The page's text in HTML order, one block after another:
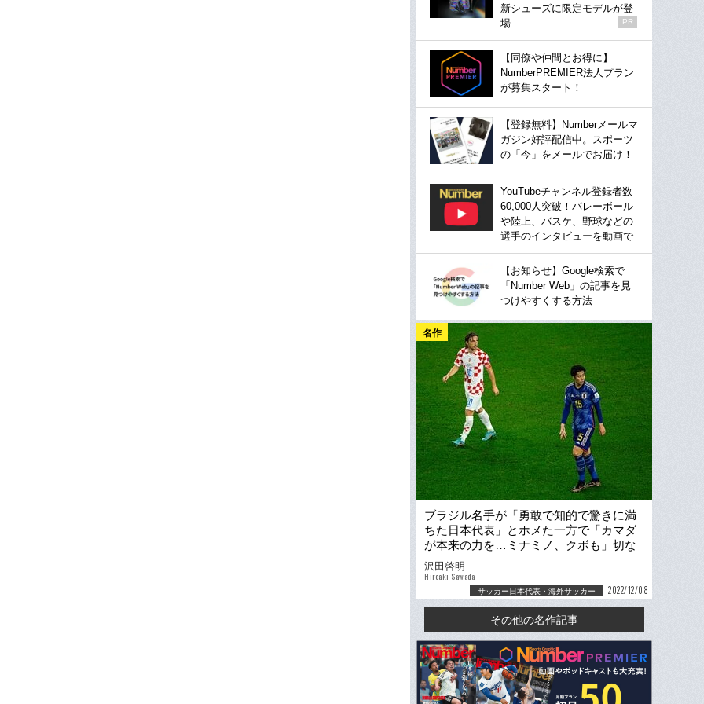
新シューズに限定モデルが登
場
PR
【同僚や仲間とお得に】
NumberPREMIER法人プラン
が募集スタート！
【登録無料】Numberメールマ
ガジン好評配信中。スポーツ
の「今」をメールでお届け！
YouTubeチャンネル登録者数
60,000人突破！バレーボール
や陸上、バスケ、野球などの
選手のインタビューを動画で
【お知らせ】Google検索で
「Number Web」の記事を見
つけやすくする方法
名作
ブラジル名手が「勇敢で知的で驚きに満
ちた日本代表」とホメた一方で「カマダ
が本来の力を…ミナミノ、クボも」切な
い報道な理由
沢田啓明
Hiroaki Sawada
サッカー日本代表・海外サッカー 2022/12/08
その他の名作記事